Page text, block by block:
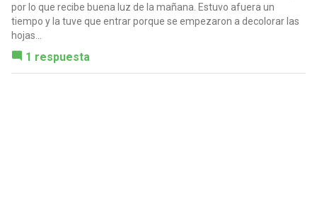
por lo que recibe buena luz de la mañana. Estuvo afuera un
tiempo y la tuve que entrar porque se empezaron a decolorar las
hojas...
1 respuesta